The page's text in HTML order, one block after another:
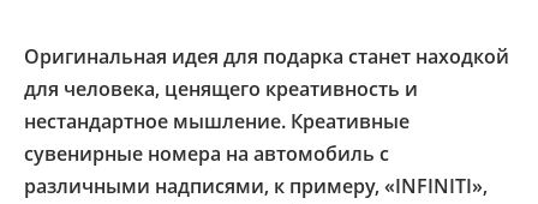
Оригинальная идея для подарка станет находкой
для человека, ценящего креативность и
нестандартное мышление. Креативные
сувенирные номера на автомобиль с
различными надписями, к примеру, «INFINITI»,